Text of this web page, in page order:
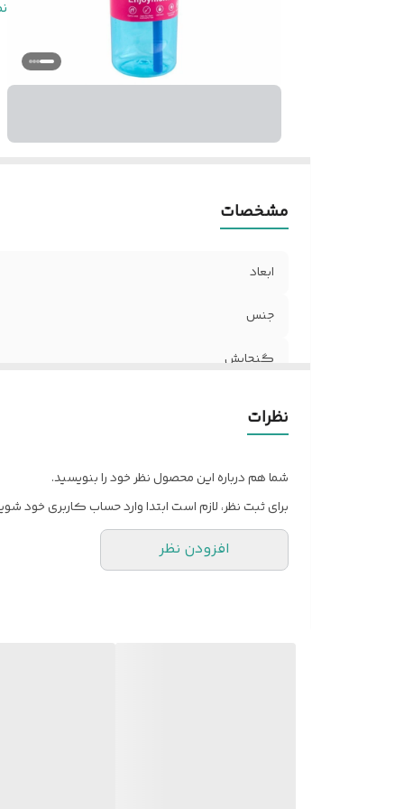
مشخصات
ابعاد
جنس
گنجایش
نظرات
شما هم درباره این محصول نظر خود را بنویسید.
برای ثبت نظر، لازم است ابتدا وارد حساب کاربری خود
افزودن نظر